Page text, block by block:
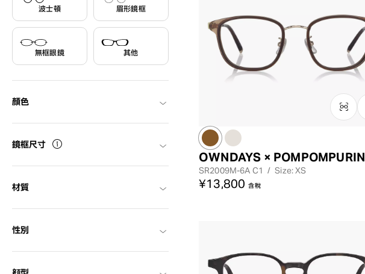
波士頓 眉形鏡框
無框眼鏡 其他
顏色
鏡框尺寸
材質
性別
OWNDAYS × POMPOMPURIN
SR2009M-6A C1 / Size: XS
¥13,800 含稅